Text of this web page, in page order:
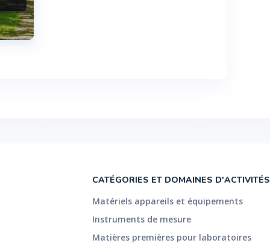
CATÉGORIES ET DOMAINES D'ACTIVITÉS
Matériels appareils et équipements
Instruments de mesure
Matières premières pour laboratoires